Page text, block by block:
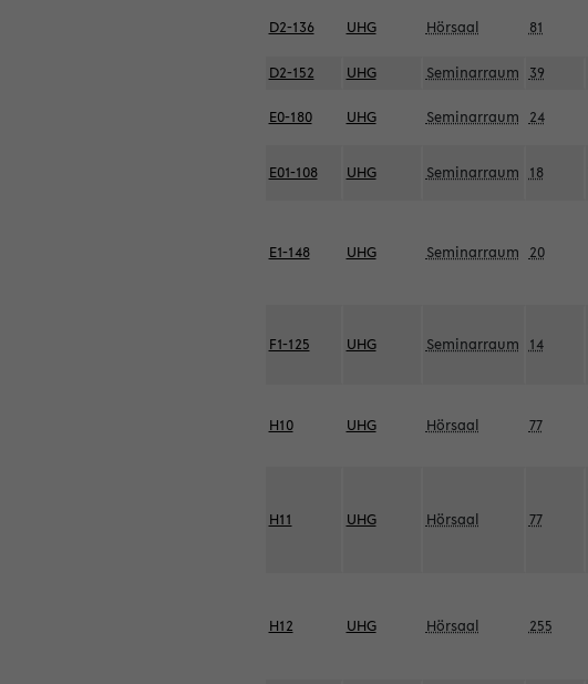
D2-136 UHG Hörsaal 81
D2-152 UHG Seminarraum 39
E0-180 UHG Seminarraum 24
E01-108 UHG Seminarraum 18
E1-148 UHG Seminarraum 20
F1-125 UHG Seminarraum 14
H10 UHG Hörsaal 77
H11 UHG Hörsaal 77
H12 UHG Hörsaal 255